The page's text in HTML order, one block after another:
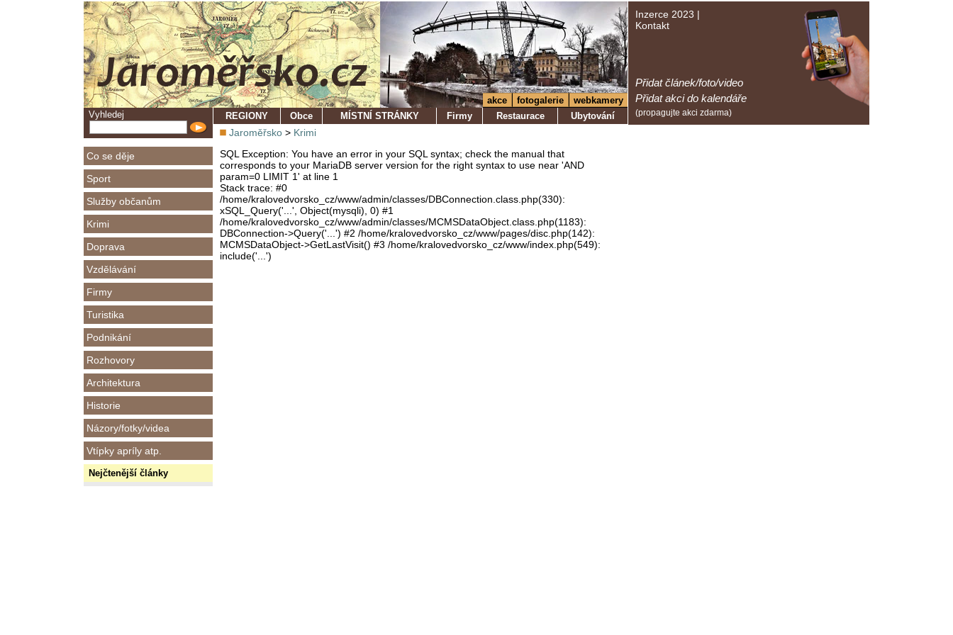
Vyhledej
Co se děje
Sport
Služby občanům
Krimi
Doprava
Vzdělávání
Firmy
Turistika
Podnikání
Rozhovory
Architektura
Historie
Názory/fotky/videa
Vtípky apríly atp.
Nejčtenější články
Inzerce 2023 |
Kontakt
Přidat článek/foto/video
Přidat akci do kalendáře
(propagujte akci zdarma)
akce fotogalerie
webkamery
REGIONY
Obce MÍSTNÍ STRÁNKY Firmy Restaurace Ubytování
Jaroměřsko > Krimi
SQL Exception: You have an error in your SQL syntax; check the manual that
corresponds to your MariaDB server version for the right syntax to use near 'AND
param=0 LIMIT 1' at line 1
Stack trace: #0
/home/kralovedvorsko_cz/www/admin/classes/DBConnection.class.php(330):
xSQL_Query('...', Object(mysqli), 0) #1
/home/kralovedvorsko_cz/www/admin/classes/MCMSDataObject.class.php(1183):
DBConnection->Query('...') #2 /home/kralovedvorsko_cz/www/pages/disc.php(142):
MCMSDataObject->GetLastVisit() #3 /home/kralovedvorsko_cz/www/index.php(549):
include('...')